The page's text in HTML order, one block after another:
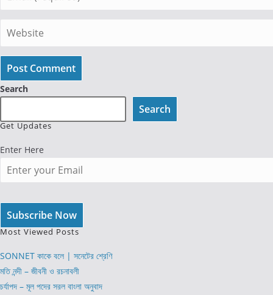
username
to
comment
your
to
comment
Enter
your
website
URL
(optional)
Search
Search
Get Updates
Enter Here
Most Viewed Posts
SONNET কাকে বলে | সনেটের শ্রেণি
মতি নন্দী – জীবনী ও রচনাবলী
চর্যাপদ – মূল পদের সরল বাংলা অনুবাদ